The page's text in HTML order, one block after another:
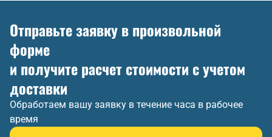
Отправьте заявку в произвольной
форме
и получите расчет стоимости с учетом
доставки
Обработаем вашу заявку в течение часа в рабочее
время